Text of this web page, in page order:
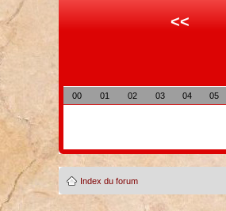
<<
00 01 02 03 04 05
Index du forum